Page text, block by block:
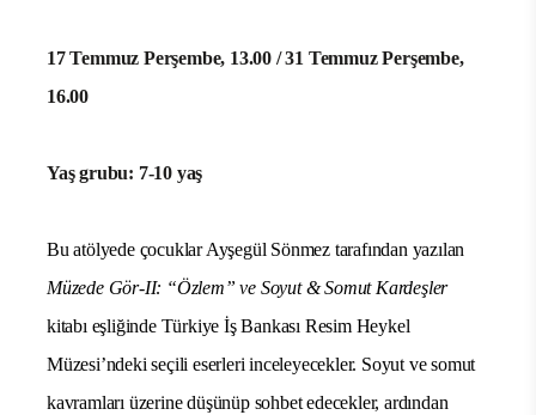
17 Temmuz Perşembe, 13.00 / 31 Temmuz Perşembe,
16.00
Yaş grubu: 7-10 yaş
Bu atölyede çocuklar Ayşegül Sönmez tarafından yazılan
Müzede Gör-II: “Özlem” ve Soyut & Somut Kardeşler
kitabı eşliğinde Türkiye İş Bankası Resim Heykel
Müzesi’ndeki seçili eserleri inceleyecekler. Soyut ve somut
kavramları üzerine düşünüp sohbet edecekler, ardından